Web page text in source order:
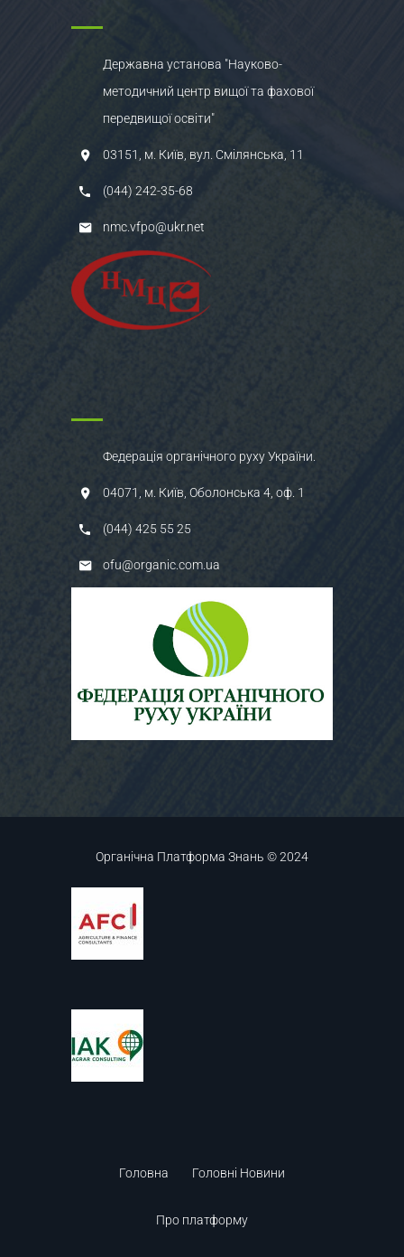
Державна установа "Науково-
методичний центр вищої та фахової
передвищої освіти"
03151, м. Київ, вул. Смілянська, 11
(044) 242-35-68
nmc.vfpo@ukr.net
Федерація органічного руху України.
04071, м. Київ, Оболонська 4, оф. 1
(044) 425 55 25
ofu@organic.com.ua
Органічна Платформа Знань © 2024
Головна Головні Новини
Про платформу